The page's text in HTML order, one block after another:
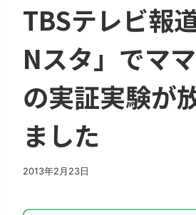
TBSテレビ報
Nスタ」でマ
の実証実験が
ました
2013年2月23日